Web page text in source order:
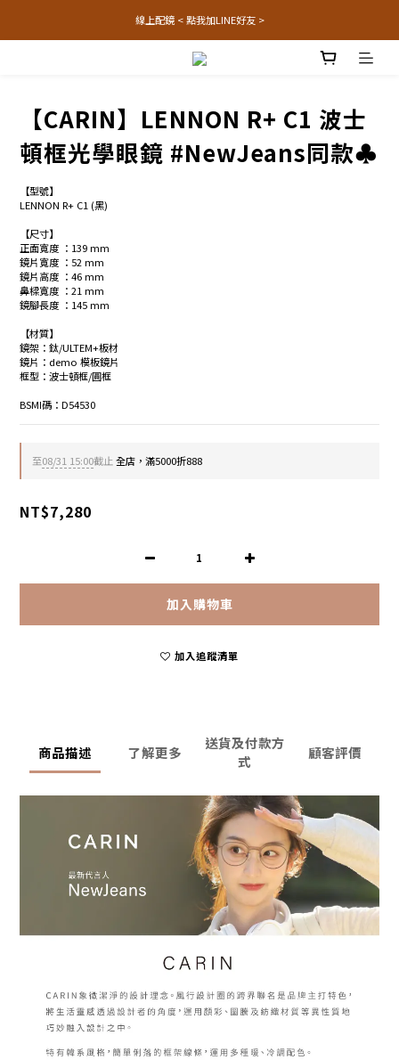
線上配鏡 < 點我加LINE好友 >
【CARIN】LENNON R+ C1 波士
頓框光學眼鏡 #NewJeans同款♣
【型號】
LENNON R+ C1 (黑)
【尺寸】
正面寬度 ：139 mm
鏡片寬度 ：52 mm
鏡片高度 ：46 mm
鼻樑寬度 ：21 mm
鏡腳長度 ：145 mm
【材質】
鏡架：鈦/ULTEM+板材
鏡片：demo 模板鏡片
框型：波士頓框/圓框
BSMI碼：D54530
至08/31 15:00截止全店，滿5000折888
NT$7,280
加入購物車
加入追蹤清單
商品描述 了解更多
送貨及付款方
式
顧客評價